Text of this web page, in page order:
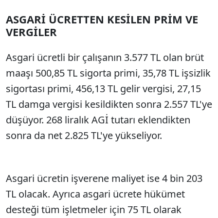
ASGARİ ÜCRETTEN KESİLEN PRİM VE
VERGİLER
Asgari ücretli bir çalışanın 3.577 TL olan brüt
maaşı 500,85 TL sigorta primi, 35,78 TL işsizlik
sigortası primi, 456,13 TL gelir vergisi, 27,15
TL damga vergisi kesildikten sonra 2.557 TL'ye
düşüyor. 268 liralık AGİ tutarı eklendikten
sonra da net 2.825 TL'ye yükseliyor.
Asgari ücretin işverene maliyet ise 4 bin 203
TL olacak. Ayrıca asgari ücrete hükümet
desteği tüm işletmeler için 75 TL olarak